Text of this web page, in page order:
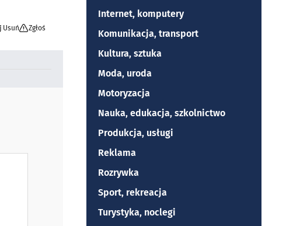
Usuń Zgłoś
Internet, komputery
Komunikacja, transport
Kultura, sztuka
Moda, uroda
Motoryzacja
Nauka, edukacja, szkolnictwo
Produkcja, usługi
Reklama
Rozrywka
Sport, rekreacja
Turystyka, noclegi